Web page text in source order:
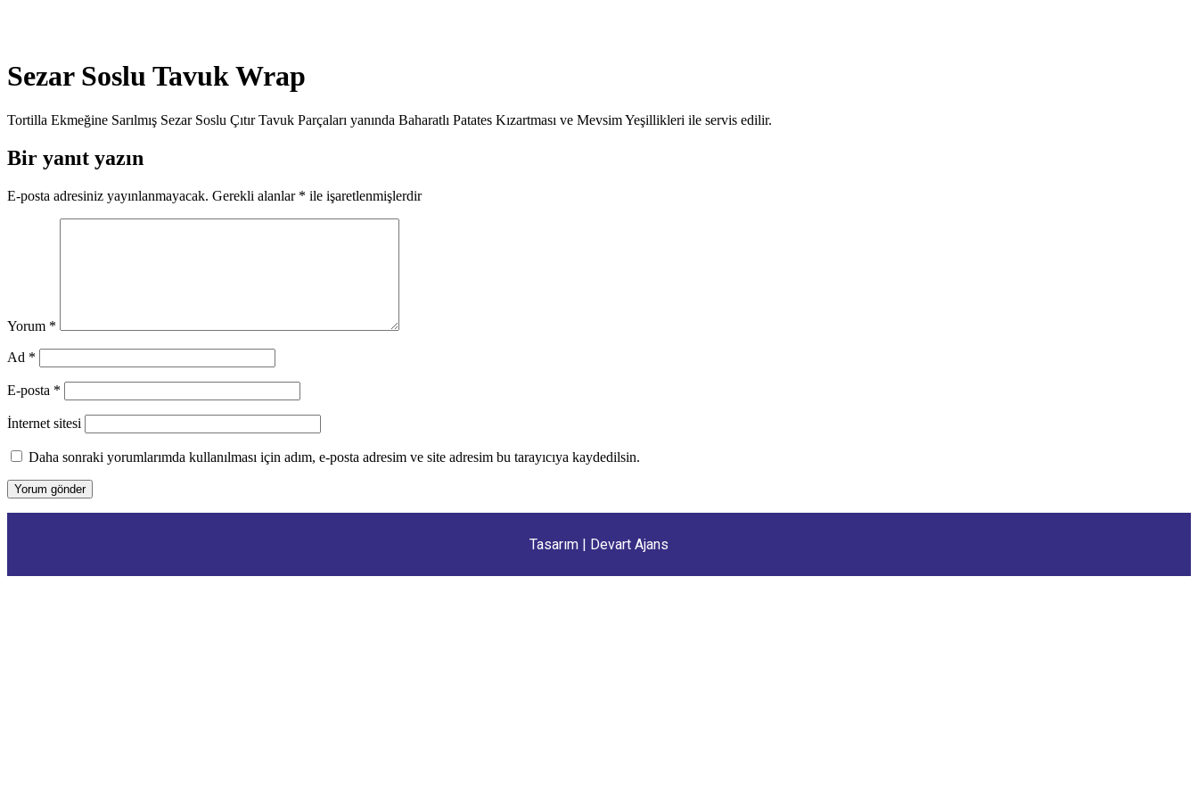
Sezar Soslu Tavuk Wrap
Tortilla Ekmeğine Sarılmış Sezar Soslu Çıtır Tavuk Parçaları yanında Baharatlı Patates Kızartması ve Mevsim Yeşillikleri ile servis edilir.
Bir yanıt yazın
E-posta adresiniz yayınlanmayacak. Gerekli alanlar * ile işaretlenmişlerdir
Yorum *
Ad *
E-posta *
İnternet sitesi
Daha sonraki yorumlarımda kullanılması için adım, e-posta adresim ve site adresim bu tarayıcıya kaydedilsin.
Tasarım | Devart Ajans